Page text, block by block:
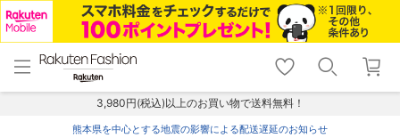
menu home
トップ
shopping_cart lock_outline
ログイン
3,980円(税込)以上のお買い物で送料無料！
熊本県を中心とする地震の影響による配送遅延のお知らせ